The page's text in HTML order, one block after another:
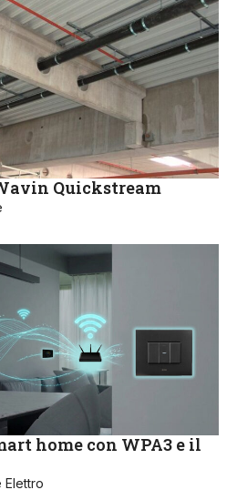
Quickstream
home con WPA3 e il
Elettro